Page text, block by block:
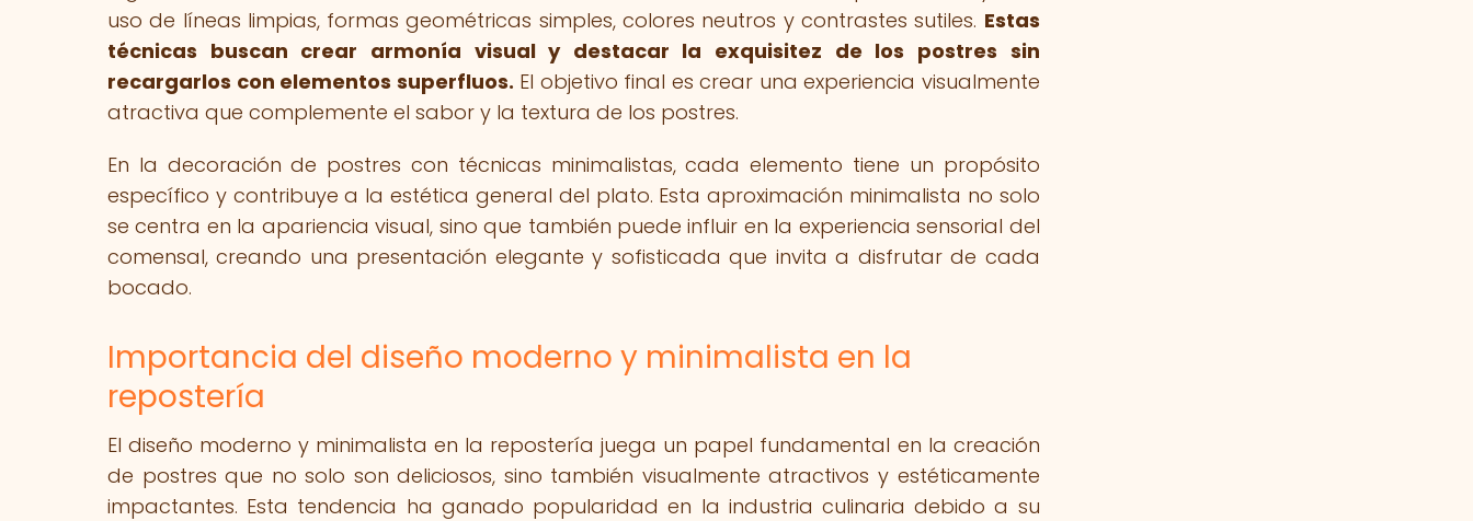
uso de líneas limpias, formas geométricas simples, colores neutros y contrastes sutiles. Estas
técnicas buscan crear armonía visual y destacar la exquisitez de los postres sin
recargarlos con elementos superfluos. El objetivo final es crear una experiencia visualmente
atractiva que complemente el sabor y la textura de los postres.
En la decoración de postres con técnicas minimalistas, cada elemento tiene un propósito
específico y contribuye a la estética general del plato. Esta aproximación minimalista no solo
se centra en la apariencia visual, sino que también puede influir en la experiencia sensorial del
comensal, creando una presentación elegante y sofisticada que invita a disfrutar de cada
bocado.
Importancia del diseño moderno y minimalista en la
repostería
El diseño moderno y minimalista en la repostería juega un papel fundamental en la creación
de postres que no solo son deliciosos, sino también visualmente atractivos y estéticamente
impactantes. Esta tendencia ha ganado popularidad en la industria culinaria debido a su